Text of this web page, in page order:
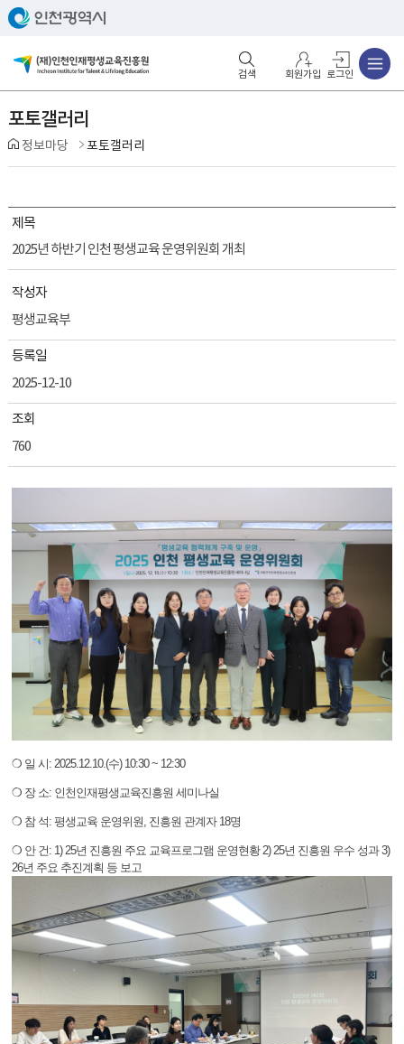
회원가입 로그인
포토갤러리
정보마당 포토갤러리
제목
2025년 하반기 인천 평생교육 운영위원회 개최
작성자
평생교육부
등록일
2025-12-10
조회
760
❍ 일 시: 2025.12.10.(수) 10:30 ~ 12:30
❍ 장 소: 인천인재평생교육진흥원 세미나실
❍ 참 석: 평생교육 운영위원, 진흥원 관계자 18명
❍ 안 건: 1) 25년 진흥원 주요 교육프로그램 운영현황 2) 25년 진흥원 우수 성과 3)
26년 주요 추진계획 등 보고